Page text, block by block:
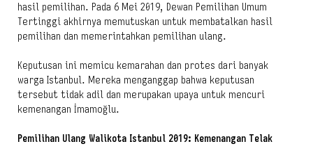
hasil pemilihan. Pada 6 Mei 2019, Dewan Pemilihan Umum
Tertinggi akhirnya memutuskan untuk membatalkan hasil
pemilihan dan memerintahkan pemilihan ulang.
Keputusan ini memicu kemarahan dan protes dari banyak
warga Istanbul. Mereka menganggap bahwa keputusan
tersebut tidak adil dan merupakan upaya untuk mencuri
kemenangan İmamoğlu.
Pemilihan Ulang Walikota Istanbul 2019: Kemenangan Telak